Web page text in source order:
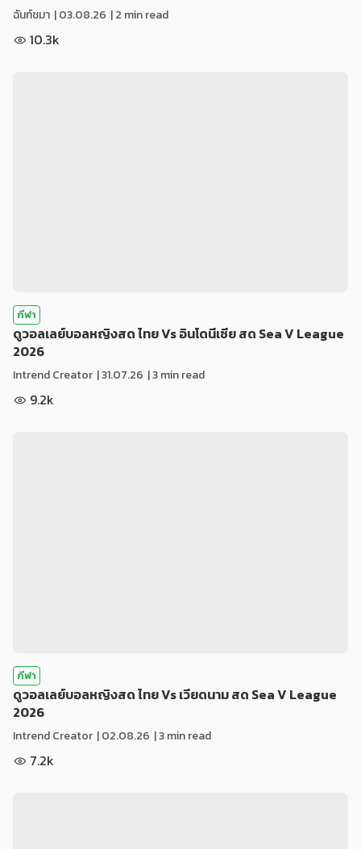
ฉันท์ชมา |03.08.26 | 2 min read
10.3k
กีฬา
ดูวอลเลย์บอลหญิงสด ไทย Vs อินโดนีเซีย สด Sea V League
2026
Intrend Creator |31.07.26 | 3 min read
9.2k
กีฬา
ดูวอลเลย์บอลหญิงสด ไทย Vs เวียดนาม สด Sea V League
2026
Intrend Creator |02.08.26 | 3 min read
7.2k